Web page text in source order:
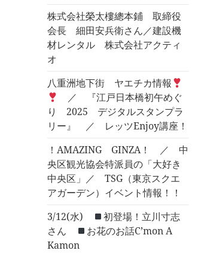
株式会社榮太樓總本鋪 取締役
会長 細田安兵衛さん／建設機
材レンタル 株式会社アクティ
オ
八重洲地下街 ヤエチカ情報
／ 『江戸日本橋初午めぐ
り 2025 デジタルスタンプラ
リー』 ／ レッツEnjoy講座！
！AMAZING GINZA！ ／ 中
央区観光協会特派員の「大好き
中央区」／ TSG（東京スクエ
アガーデン）イベント情報！！
3/12(水)
初登場！立川寸志
さん
お花のお話C’mon A
Kamon